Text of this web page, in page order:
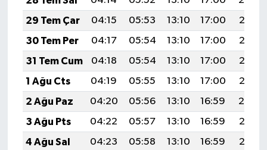
29 Tem Çar
04:15 05:53 13:10 17:00
20:18
30 Tem Per
04:17 05:54 13:10 17:00
20:17
31 Tem Cum
04:18 05:54 13:10 17:00
20:16
1 Ağu Cts
04:19 05:55 13:10 17:00
20:15
2 Ağu Paz
04:20 05:56 13:10 16:59
20:14
3 Ağu Pts
04:22 05:57 13:10 16:59
20:13
4 Ağu Sal
04:23 05:58 13:10 16:59
20:12